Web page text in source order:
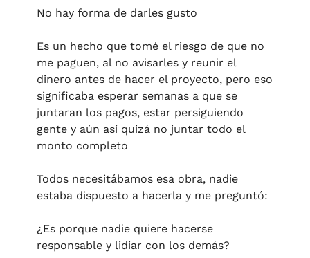
No hay forma de darles gusto
Es un hecho que tomé el riesgo de que no
me paguen, al no avisarles y reunir el
dinero antes de hacer el proyecto, pero eso
significaba esperar semanas a que se
juntaran los pagos, estar persiguiendo
gente y aún así quizá no juntar todo el
monto completo
Todos necesitábamos esa obra, nadie
estaba dispuesto a hacerla y me preguntó:
¿Es porque nadie quiere hacerse
responsable y lidiar con los demás?